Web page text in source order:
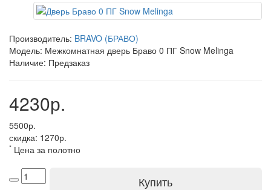
Производитель: BRAVO (БРАВО)
Модель: Межкомнатная дверь Браво 0 ПГ Snow Melinga
Наличие: Предзаказ
4230р.
5500р.
скидка: 1270р.
* Цена за полотно
Купить